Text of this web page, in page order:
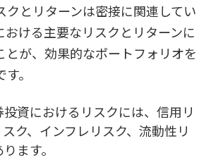
クとリターンは密接に関連してい
おける主要なリスクとリターンに
とが、効果的なポートフォリオを
。
投資におけるリスクには、信用リ
ク、インフレリスク、流動性リ
ます。